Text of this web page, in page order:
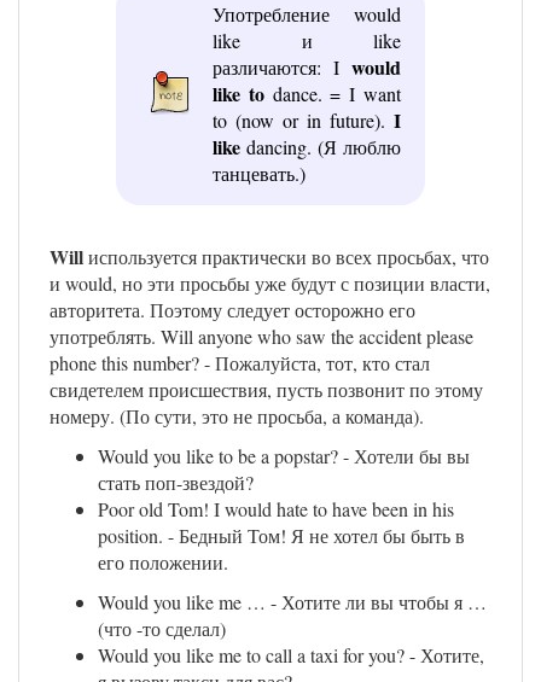
Употребление would
like и like
различаются: Iwould
like todance. = I want
to (now or in future).I
likedancing. (Я люблю
танцевать.)
Willиспользуется практически во всех просьбах, что
и would, но эти просьбы уже будут с позиции власти,
авторитета. Поэтому следует осторожно его
употреблять. Will anyone who saw the accident please
phone this number? - Пожалуйста, тот, кто стал
свидетелем происшествия, пусть позвонит по этому
номеру. (По сути, это не просьба, а команда).
Would you like to be a popstar? - Хотели бы вы
стать поп-звездой?
Poor old Tom! I would hate to have been in his
position. - Бедный Том! Я не хотел бы быть в
его положении.
Would you like me … - Хотите ли вы чтобы я …
(что -то сделал)
Would you like me to call a taxi for you? - Хотите,